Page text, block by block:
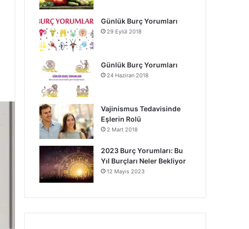
Günlük Burç Yorumları
29 Eylül 2018
Günlük Burç Yorumları
24 Haziran 2018
Vajinismus Tedavisinde
Eşlerin Rolü
2 Mart 2018
2023 Burç Yorumları: Bu
Yıl Burçları Neler Bekliyor
12 Mayıs 2023